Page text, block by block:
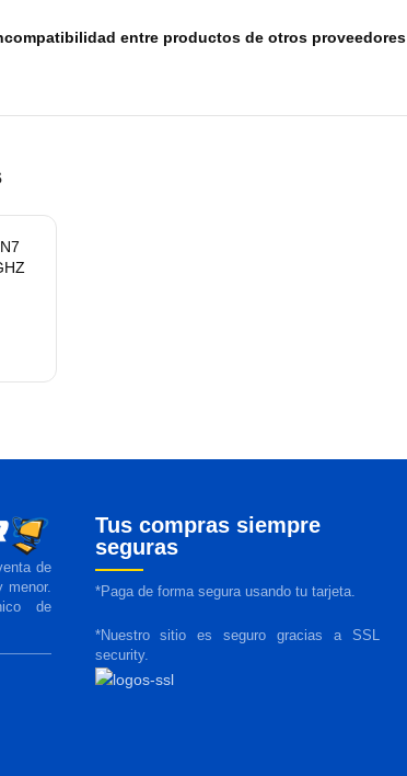
entre productos de otros proveedores
de
menor.
de
Tus compras siempre
seguras
*Paga de forma segura usando tu tarjeta.
*Nuestro sitio es seguro gracias a SSL
security.